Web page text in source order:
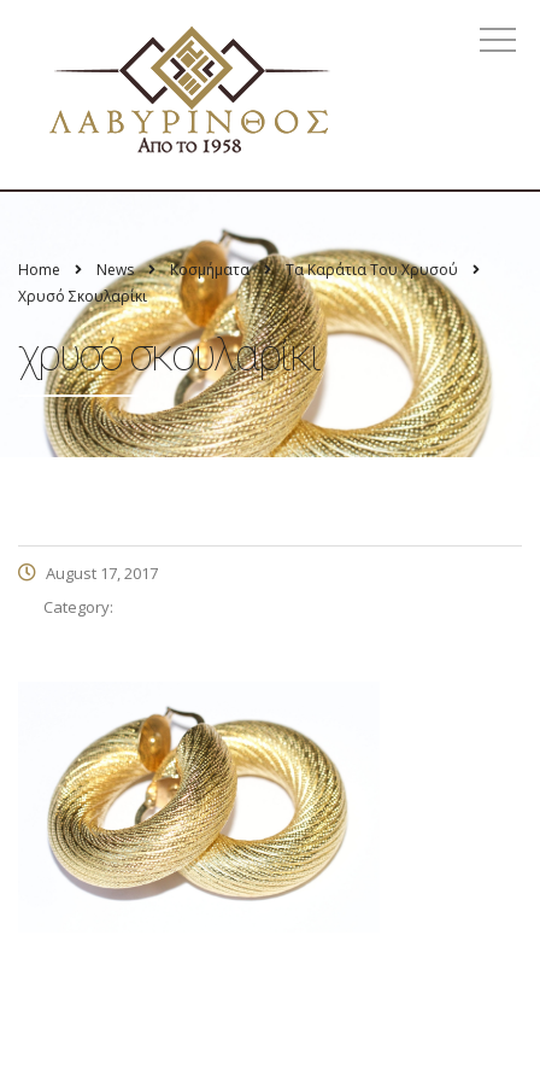
Home News Κοσμήματα
Τα Καράτια Του Χρυσού
Χρυσό Σκουλαρίκι
χρυσό σκουλαρίκι
August 17, 2017
Category: